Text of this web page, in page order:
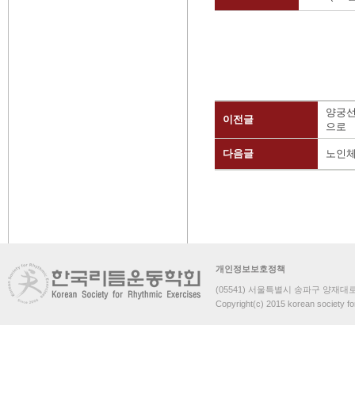
이전글
양궁
으로
다음글 노인
개인정보보호정책
(05541) 서울특별시 송파구 양재대
Copyright(c) 2015 korean society